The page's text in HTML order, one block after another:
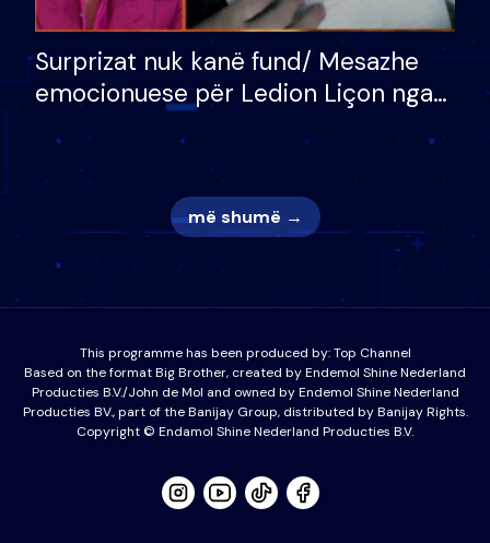
Surprizat nuk kanë fund/ Mesazhe
emocionuese për Ledion Liçon nga
më shumë →
This programme has been produced by:Top Channel
Based on the format Big Brother, created by Endemol Shine Nederland
Producties B.V./John de Mol and owned by Endemol Shine Nederland
Producties BV., part of the Banijay Group, distributed by Banijay Rights.
Copyright © Endamol Shine Nederland Producties B.V.